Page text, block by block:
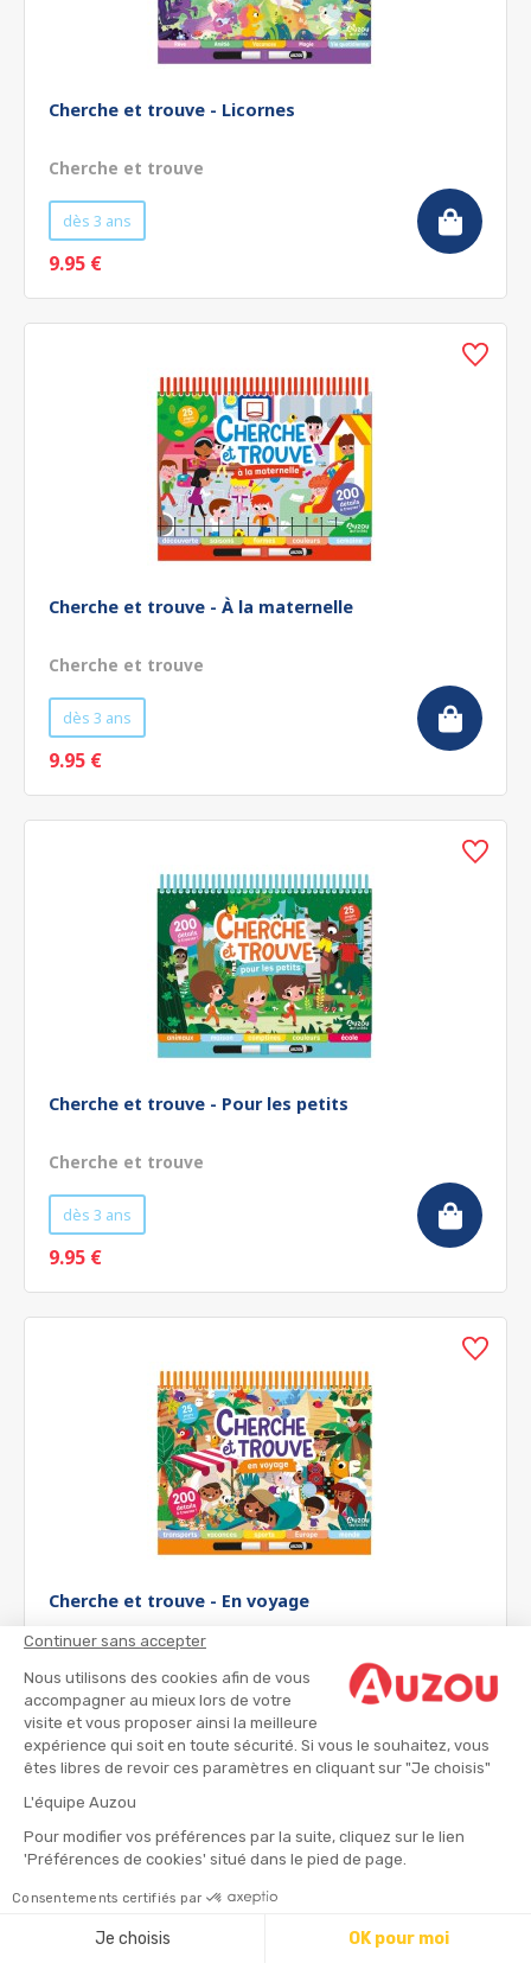
Continuer sans accepter
Nous utilisons des cookies afin de vous
accompagner au mieux lors de votre
visite et vous proposer ainsi la meilleure
expérience qui soit en toute sécurité. Si vous le souhaitez, vous
êtes libres de revoir ces paramètres en cliquant sur "Je choisis"
L'équipe Auzou
Pour modifier vos préférences par la suite, cliquez sur le lien
'Préférences de cookies' situé dans le pied de page.
Consentements certifiés par
Je choisis OK pour moi
Cherche et trouve - Licornes
Cherche et trouve
dès 3 ans
9.95 €
Cherche et trouve - À la maternelle
Cherche et trouve
dès 3 ans
9.95 €
Cherche et trouve - Pour les petits
Cherche et trouve
dès 3 ans
9.95 €
Cherche et trouve - En voyage
dès 3 ans
9.95 €